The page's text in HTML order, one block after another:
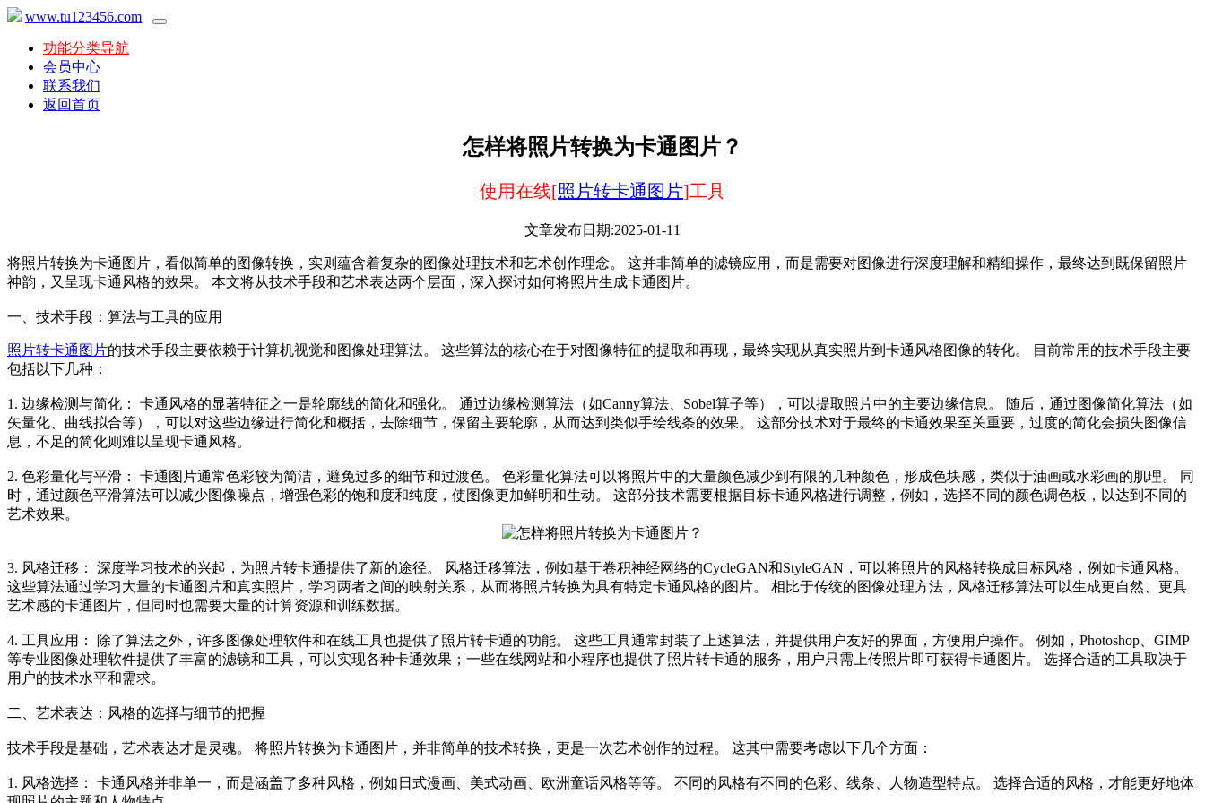
www.tu123456.com
功能分类导航
会员中心
联系我们
返回首页
怎样将照片转换为卡通图片？
使用在线[照片转卡通图片]工具
文章发布日期:2025-01-11
将照片转换为卡通图片，看似简单的图像转换，实则蕴含着复杂的图像处理技术和艺术创作理念。 这并非简单的滤镜应用，而是需要对图像进行深度理解和精细操作，最终达到既保留照片
神韵，又呈现卡通风格的效果。 本文将从技术手段和艺术表达两个层面，深入探讨如何将照片生成卡通图片。
一、技术手段：算法与工具的应用
照片转卡通图片的技术手段主要依赖于计算机视觉和图像处理算法。 这些算法的核心在于对图像特征的提取和再现，最终实现从真实照片到卡通风格图像的转化。 目前常用的技术手段主要
包括以下几种：
1. 边缘检测与简化： 卡通风格的显著特征之一是轮廓线的简化和强化。 通过边缘检测算法（如Canny算法、Sobel算子等），可以提取照片中的主要边缘信息。 随后，通过图像简化算法（如
矢量化、曲线拟合等），可以对这些边缘进行简化和概括，去除细节，保留主要轮廓，从而达到类似手绘线条的效果。 这部分技术对于最终的卡通效果至关重要，过度的简化会损失图像信
息，不足的简化则难以呈现卡通风格。
2. 色彩量化与平滑： 卡通图片通常色彩较为简洁，避免过多的细节和过渡色。 色彩量化算法可以将照片中的大量颜色减少到有限的几种颜色，形成色块感，类似于油画或水彩画的肌理。 同
时，通过颜色平滑算法可以减少图像噪点，增强色彩的饱和度和纯度，使图像更加鲜明和生动。 这部分技术需要根据目标卡通风格进行调整，例如，选择不同的颜色调色板，以达到不同的
艺术效果。
3. 风格迁移： 深度学习技术的兴起，为照片转卡通提供了新的途径。 风格迁移算法，例如基于卷积神经网络的CycleGAN和StyleGAN，可以将照片的风格转换成目标风格，例如卡通风格。
这些算法通过学习大量的卡通图片和真实照片，学习两者之间的映射关系，从而将照片转换为具有特定卡通风格的图片。 相比于传统的图像处理方法，风格迁移算法可以生成更自然、更具
艺术感的卡通图片，但同时也需要大量的计算资源和训练数据。
4. 工具应用： 除了算法之外，许多图像处理软件和在线工具也提供了照片转卡通的功能。 这些工具通常封装了上述算法，并提供用户友好的界面，方便用户操作。 例如，Photoshop、GIMP
等专业图像处理软件提供了丰富的滤镜和工具，可以实现各种卡通效果；一些在线网站和小程序也提供了照片转卡通的服务，用户只需上传照片即可获得卡通图片。 选择合适的工具取决于
用户的技术水平和需求。
二、艺术表达：风格的选择与细节的把握
技术手段是基础，艺术表达才是灵魂。 将照片转换为卡通图片，并非简单的技术转换，更是一次艺术创作的过程。 这其中需要考虑以下几个方面：
1. 风格选择： 卡通风格并非单一，而是涵盖了多种风格，例如日式漫画、美式动画、欧洲童话风格等等。 不同的风格有不同的色彩、线条、人物造型特点。 选择合适的风格，才能更好地体